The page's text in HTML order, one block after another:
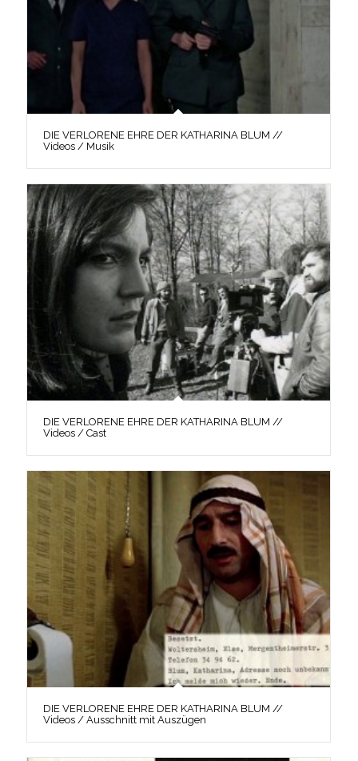
DIE VERLORENE EHRE DER KATHARINA BLUM //
Videos / Musik
DIE VERLORENE EHRE DER KATHARINA BLUM //
Videos / Cast
DIE VERLORENE EHRE DER KATHARINA BLUM //
Videos / Ausschnitt mit Auszügen